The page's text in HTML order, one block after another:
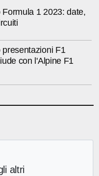
Formula 1 2023: date,
presentazioni F1
con l'Alpine F1
altri